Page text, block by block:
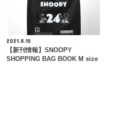
2021.8.10
【新刊情報】SNOOPY
SHOPPING BAG BOOK M size